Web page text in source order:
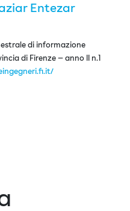
Entezar
di informazione
di Firenze — anno II n.1